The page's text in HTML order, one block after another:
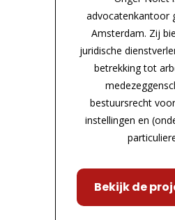
advocatenkantoor
Amsterdam. Zij
juridische
betrekking tot
bestuursrecht
instellingen en
Bekijk de